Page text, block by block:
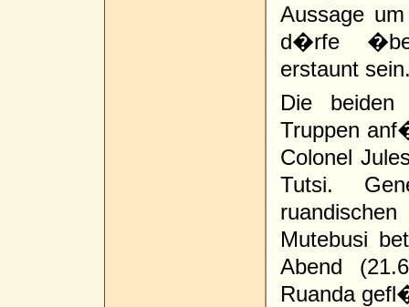
Aussage
d�rfe
erstaunt
Die beiden
Truppen
Colonel
Tutsi.
Mutebusi
Abend
Ruanda